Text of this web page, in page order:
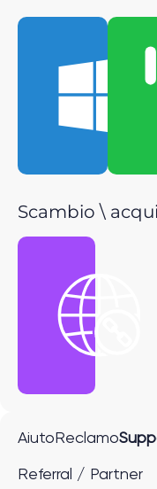
Scambio \
Aiuto Reclamo
Referral / Partner